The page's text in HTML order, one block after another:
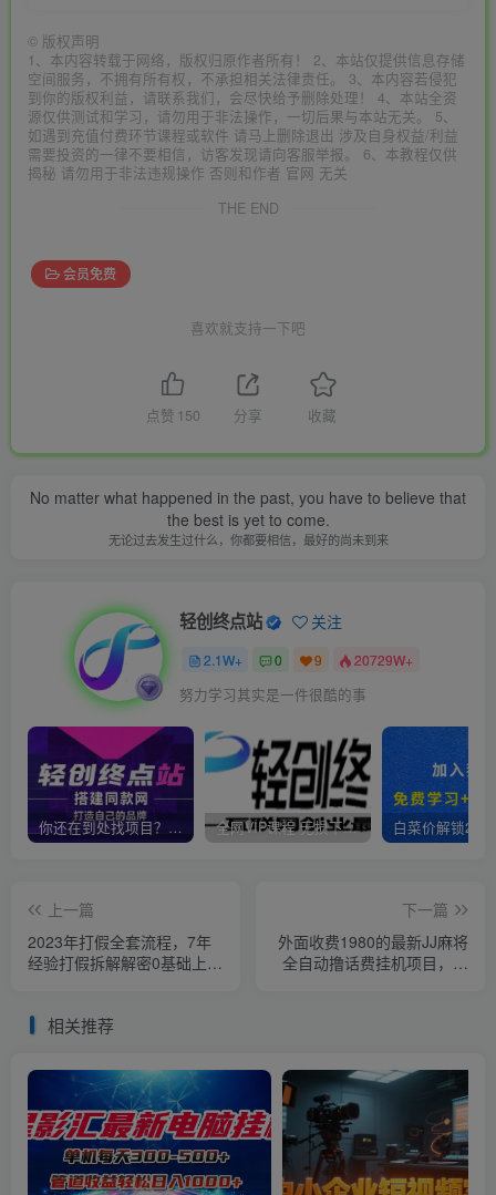
© 版权声明
1、本内容转载于网络，版权归原作者所有！ 2、本站仅提供信息存储
空间服务，不拥有所有权，不承担相关法律责任。 3、本内容若侵犯
到你的版权利益，请联系我们，会尽快给予删除处理！ 4、本站全资
源仅供测试和学习，请勿用于非法操作，一切后果与本站无关。 5、
如遇到充值付费环节课程或软件 请马上删除退出 涉及自身权益/利益
需要投资的一律不要相信，访客发现请向客服举报。 6、本教程仅供
揭秘 请勿用于非法违规操作 否则和作者 官网 无关
THE END
会员免费
喜欢就支持一下吧
点赞 150 分享 收藏
No matter what happened in the past, you have to believe that
the best is yet to come.
无论过去发生过什么，你都要相信，最好的尚未到来
轻创终点站 关注
2.1W+ 0 9 20729W+
努力学习其实是一件很酷的事
你还在到处找项目？还在当韭菜？我靠卖项目一个月收入5万+，曾经我也是个失败者。 全网VIP课程 无损下载~
上一篇
2023年打假全套流程，7年
经验打假拆解解密0基础上手
下一篇
外面收费1980的最新JJ麻将
全自动撸话费挂机项目，单
相关推荐